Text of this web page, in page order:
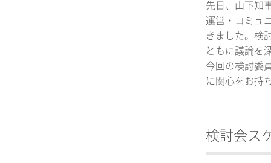
先日、山下知
運営・コミュ
きました。検
ともに議論を
今回の検討委
に関心をお持
検討会ス